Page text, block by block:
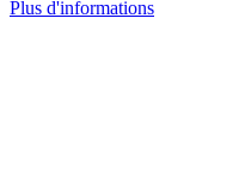
Plus d'informations